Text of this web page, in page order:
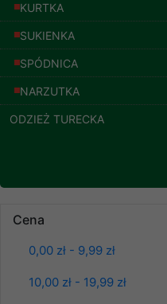
KURTKA
SUKIENKA
SPÓDNICA
NARZUTKA
ODZIEŻ TURECKA
Cena
0,00 zł - 9,99 zł
10,00 zł - 19,99 zł
Kolor Paczka 10 szt
61.00 zł
szczegóły